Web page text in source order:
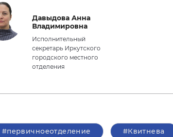
Давыдова Анна
Владимировна
Исполнительный
секретарь Иркутского
городского местного
отделения
#первичноеотделение #Квитнева